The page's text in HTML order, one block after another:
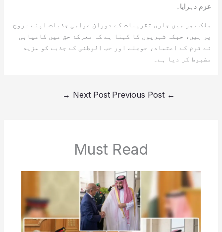
عزم دہرایا۔
ملک بھر میں جاری تقریبات کے دوران عوامی جذبات اپنے عروج
پر ہیں، جبکہ شہریوں کا کہنا ہے کہ معرکۂ حق میں کامیابی
نے قوم کے اعتماد، حوصلے اور حب الوطنی کے جذبے کو مزید
مضبوط کر دیا ہے۔
←
Next Post
→
Must Read